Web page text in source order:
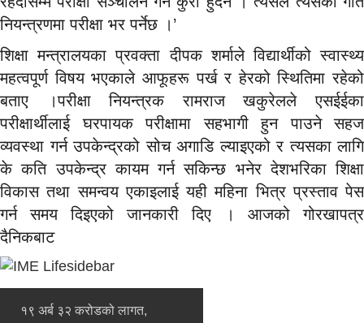
नियन्त्रणमा परीक्षा भर पर्नेछ ।’
शिक्षा मन्त्रालयका प्रवक्ता दीपक शर्माले विद्यार्थीको स्वास्थ्य
महत्वपूर्ण विषय भएकाले आफूहरू पर्ख र हेरको स्थितिमा रहेको
बताए ।परीक्षा नियन्त्रक रामराज खकुरेलले एसईईका
परीक्षार्थीलाई घरपायक परीक्षामा सहभागी हुन पाउने सहज
व्यवस्था गर्न उपकेन्द्रको सोच अगाडि ल्याइएको र त्यसका लागि
के कति उपकेन्द्र कायम गर्न सकिन्छ भनेर देशभरिका शिक्षा
विकास तथा समन्वय एकाइलाई यही महिना भित्र प्रस्ताव पेस
गर्न समय दिइएको जानकारी दिए । आजको गोरखापत्र
दैनिकबाट
१९ अर्ब ३२ करोडको लागत,